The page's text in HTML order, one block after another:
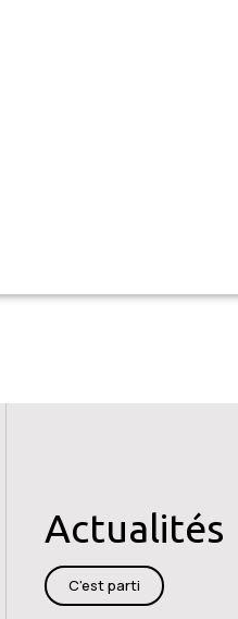
Actualités
C'est parti